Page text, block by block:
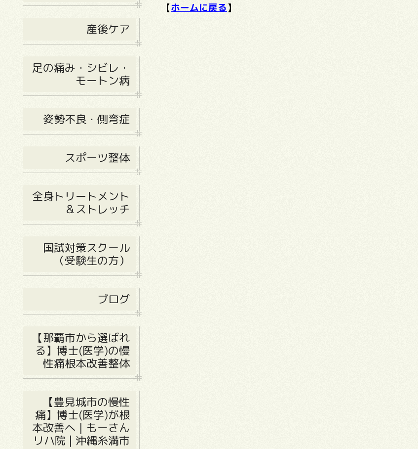
産後ケア
足の痛み・シビレ・
モートン病
姿勢不良・側弯症
スポーツ整体
全身トリートメント
＆ストレッチ
国試対策スクール
（受験生の方）
ブログ
【那覇市から選ばれ
る】博士(医学)の慢
性痛根本改善整体
【豊見城市の慢性
痛】博士(医学)が根
本改善へ｜もーさん
リハ院 | 沖縄糸満市
【ホームに戻る】